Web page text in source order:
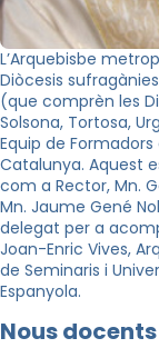
L’Arquebisbe
Diòcesis
(que comprèn les
Solsona, Tortosa,
Equip de
Catalunya. Aquest
com a Rector, Mn.
Mn. Jaume Gené
delegat per a
Joan-Enric Vives,
de Seminaris i
Espanyola.
Nous docents